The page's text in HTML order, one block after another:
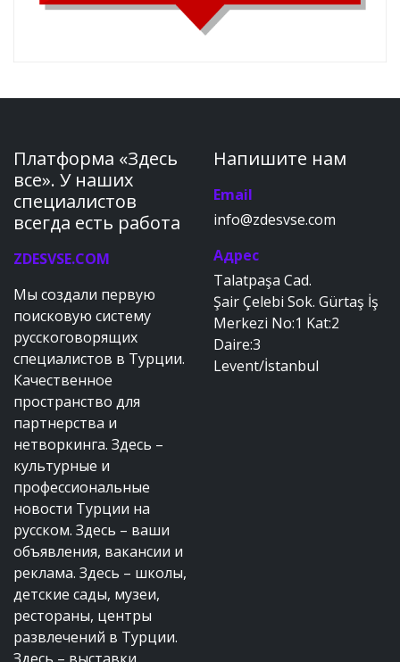
Платформа «Здесь
все». У наших
специалистов
всегда есть работа
ZDESVSE.COM
Мы создали первую
поисковую систему
русскоговорящих
специалистов в Турции.
Качественное
пространство для
партнерства и
нетворкинга. Здесь –
культурные и
профессиональные
новости Турции на
русском. Здесь – ваши
объявления, вакансии и
реклама. Здесь – школы,
детские сады, музеи,
рестораны, центры
развлечений в Турции.
Напишите нам
Email
info@zdesvse.com
Адрес
Talatpaşa Cad.
Şair Çelebi Sok. Gürtaş İş
Merkezi No:1 Kat:2
Daire:3
Levent/İstanbul